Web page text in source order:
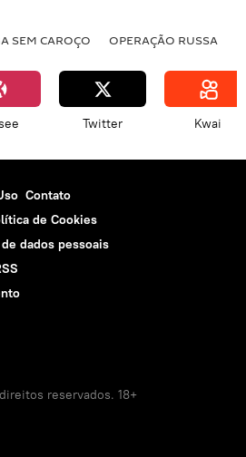
Banco Asiático de Investimento em Infraestrutura (AIIB)
desenvolvimento
financiamento
SEM CAROÇO OPERAÇÃO RUSSA
Twitter Kwai
Contato
de Cookies
dados pessoais
reservados. 18+